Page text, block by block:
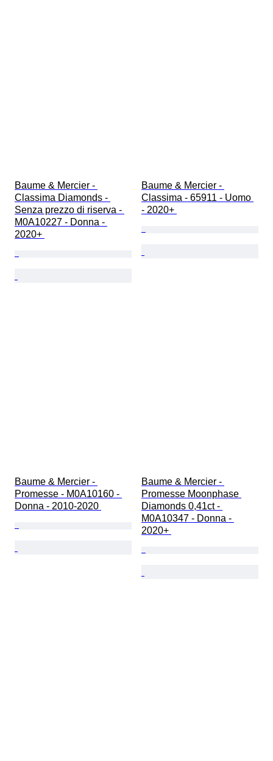
Baume & Mercier -
Classima Diamonds -
Senza prezzo di riserva -
M0A10227 - Donna -
2020+
Baume & Mercier -
Classima - 65911 - Uomo
- 2020+
Baume & Mercier -
Promesse - M0A10160 -
Donna - 2010-2020
Baume & Mercier -
Promesse Moonphase
Diamonds 0,41ct -
M0A10347 - Donna -
2020+